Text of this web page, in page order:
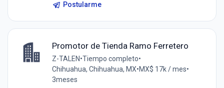
Postularme
Promotor de Tienda Ramo Ferretero
Z-TALEN•Tiempo completo•
Chihuahua, Chihuahua, MX•MX$ 17k / mes•
3meses